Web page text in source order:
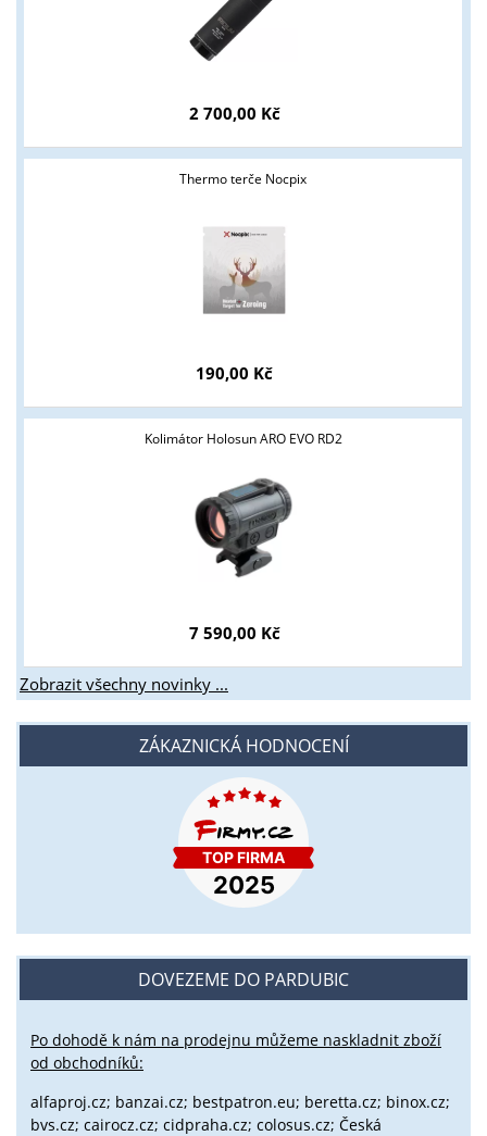
2 700,00 Kč
Thermo terče Nocpix
190,00 Kč
Kolimátor Holosun ARO EVO RD2
7 590,00 Kč
Zobrazit všechny novinky ...
ZÁKAZNICKÁ HODNOCENÍ
DOVEZEME DO PARDUBIC
Po dohodě k nám na prodejnu můžeme naskladnit zboží
od obchodníků:
alfaproj.cz; banzai.cz; bestpatron.eu; beretta.cz; binox.cz;
bvs.cz; cairocz.cz; cidpraha.cz; colosus.cz; Česká
ANO